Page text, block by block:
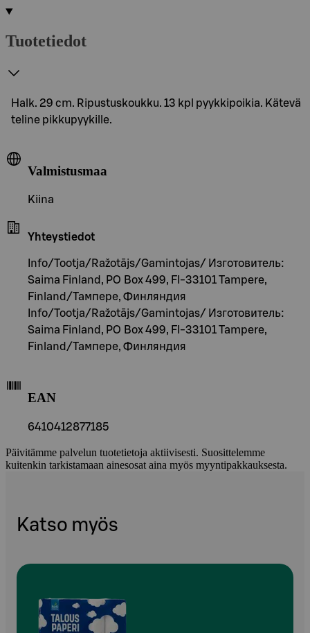
Tuotetiedot
Halk. 29 cm. Ripustuskoukku. 13 kpl pyykkipoikia. Kätevä
teline pikkupyykille.
Valmistusmaa
Kiina
Yhteystiedot
Info/Tootja/Ražotājs/Gamintojas/ Изготовитель:
Saima Finland, PO Box 499, FI-33101 Tampere,
Finland/Тампере, Финляндия
Info/Tootja/Ražotājs/Gamintojas/ Изготовитель:
Saima Finland, PO Box 499, FI-33101 Tampere,
Finland/Тампере, Финляндия
EAN
6410412877185
Päivitämme palvelun tuotetietoja aktiivisesti. Suosittelemme
kuitenkin tarkistamaan ainesosat aina myös myyntipakkauksesta.
Katso myös